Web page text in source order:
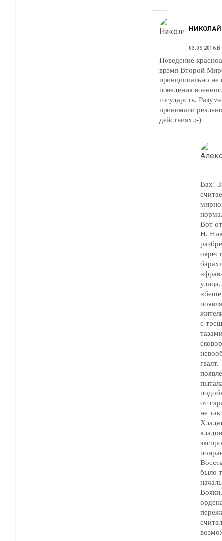
НИКОЛАЙ
03.06.2016 В
Поведение
время Второй
принципиально не
поведения
государств.
принимали
действиях.:-)
Вах!
мирной
Вот
Н.
жители
с
подобно тому, как
от саранчи.
не так легко прошибить.
кладовку и
было
Вояки, у которых
считали все